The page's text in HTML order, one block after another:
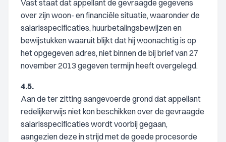
Vast staat dat appellant de gevraagde gegevens
over zijn woon- en financiële situatie, waaronder de
salarisspecificaties, huurbetalingsbewijzen en
bewijstukken waaruit blijkt dat hij woonachtig is op
het opgegeven adres, niet binnen de bij brief van 27
november 2013 gegeven termijn heeft overgelegd.
4.5.
Aan de ter zitting aangevoerde grond dat appellant
redelijkerwijs niet kon beschikken over de gevraagde
salarisspecificaties wordt voorbij gegaan,
aangezien deze in strijd met de goede procesorde